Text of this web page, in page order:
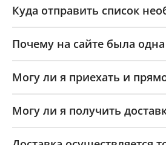
Куда отправить список
Почему на сайте была
Могу ли я приехать и
Могу ли я получить